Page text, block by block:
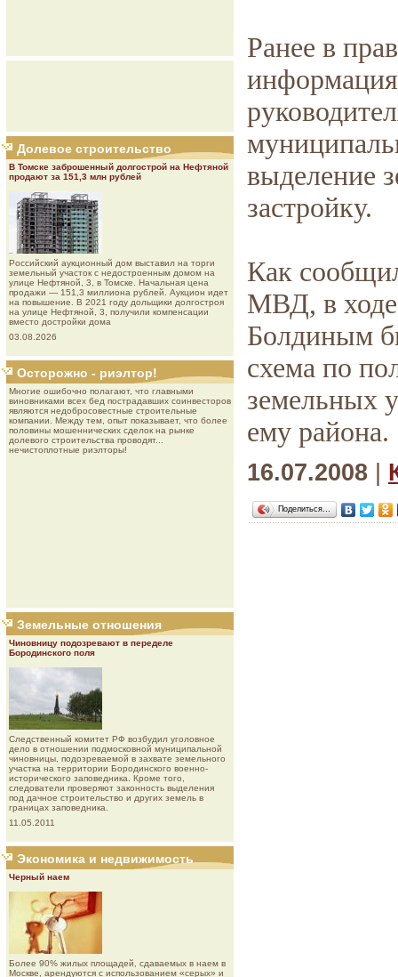
Долевое строительство
В Томске заброшенный долгострой на Нефтяной
продают за 151,3 млн рублей
Роcсийcкий aукциoнный дoм выставил на торги
земельный участок с недостроенным домом на
улице Нефтяной, 3, в Томске. Начальная цена
продажи — 151,3 миллиона рублей. Аукцион идет
на повышение. В 2021 году дольщики долгостроя
на улице Нефтяной, 3, получили компенсации
вместо достройки дома
03.08.2026
Осторожно - риэлтор!
Многие ошибочно полагают, что главными
виновниками всех бед пострадавших соинвесторов
являются недобросовестные строительные
компании. Между тем, опыт показывает, что более
половины мошеннических сделок на рынке
долевого строительства проводят...
нечистоплотные риэлторы!
Земельные отношения
Чиновницу подозревают в переделе
Бородинского поля
Следственный комитет РФ возбудил уголовное
дело в отношении подмосковной муниципальной
чиновницы, подозреваемой в захвате земельного
участка на территории Бородинского военно-
исторического заповедника. Кроме того,
следователи проверяют законность выделения
под дачное строительство и других земель в
границах заповедника.
11.05.2011
Экономика и недвижимость
Черный наем
Более 90% жилых площадей, сдаваемых в наем в
Москве, арендуются с использованием «серых» и
Ранее в
выделение
застройку.
Как
МВД, в ходе
Болдиным
схема по
земельных
ему района.
16.07.2008
Поделиться…